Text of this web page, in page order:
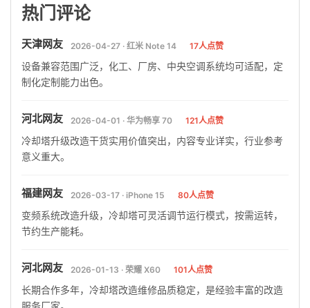
热门评论
天津网友 2026-04-27 · 红米 Note 14 17人点赞
设备兼容范围广泛，化工、厂房、中央空调系统均可适配，定
制化定制能力出色。
河北网友 2026-04-01 · 华为畅享 70 121人点赞
冷却塔升级改造干货实用价值突出，内容专业详实，行业参考
意义重大。
福建网友 2026-03-17 · iPhone 15 80人点赞
变频系统改造升级，冷却塔可灵活调节运行模式，按需运转，
节约生产能耗。
河北网友 2026-01-13 · 荣耀 X60 101人点赞
长期合作多年，冷却塔改造维修品质稳定，是经验丰富的改造
服务厂家。